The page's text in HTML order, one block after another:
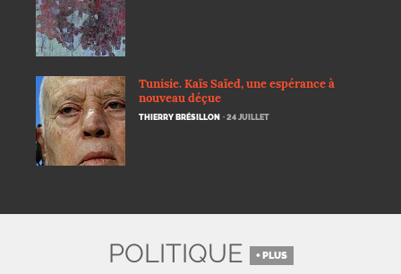
Tunisie. Kaïs Saïed, une espérance à
nouveau déçue
THIERRY BRÉSILLON · 24 JUILLET
POLITIQUE + PLUS